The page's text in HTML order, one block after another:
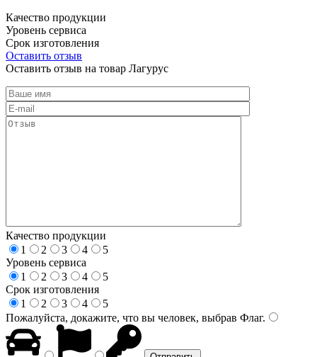
Качество продукции
Уровень сервиса
Срок изготовления
Оставить отзыв
Оставить отзыв на товар Лагурус
Качество продукции
1
2 3 4
5
Уровень сервиса
1
2 3 4
5
Срок изготовления
1
2 3 4
5
Пожалуйста, докажите, что вы человек, выбрав Флаг.